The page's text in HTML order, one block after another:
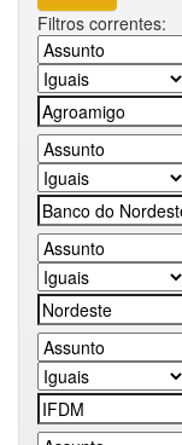
Filtros correntes: